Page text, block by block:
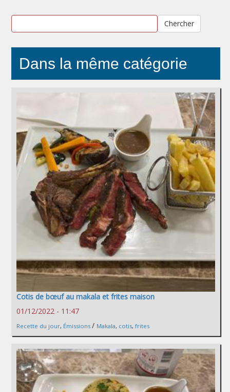
Chercher
Dans la même catégorie
Cotis de bœuf au makala et frites maison
01/12/2022 - 11:47
Recette du jour, Émissions / Makala, cotis, frites